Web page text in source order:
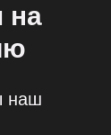
на
наш